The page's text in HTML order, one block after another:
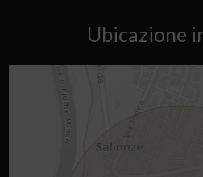
Ubicazione